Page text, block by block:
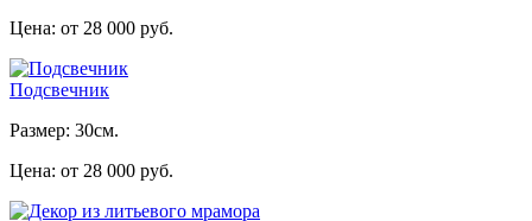
Цена: от 28 000 руб.
Подсвечник
Размер: 30см.
Цена: от 28 000 руб.